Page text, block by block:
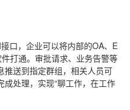
口，企业可以将内部的OA、E
打通。审批请求、业务告警等
推送到指定群组，相关人员可
处理，实现“聊工作，在工作